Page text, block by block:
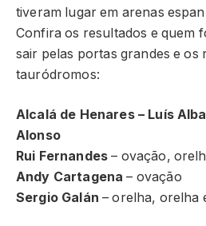
tiveram lugar em arenas
Confira os resultados e quem
sair pelas portas grandes e os
tauródromos:
Alcalá de Henares – Luís
Alonso
Rui Fernandes– ovação,
Andy Cartagena – ovação
Sergio Galán – orelha, orelha